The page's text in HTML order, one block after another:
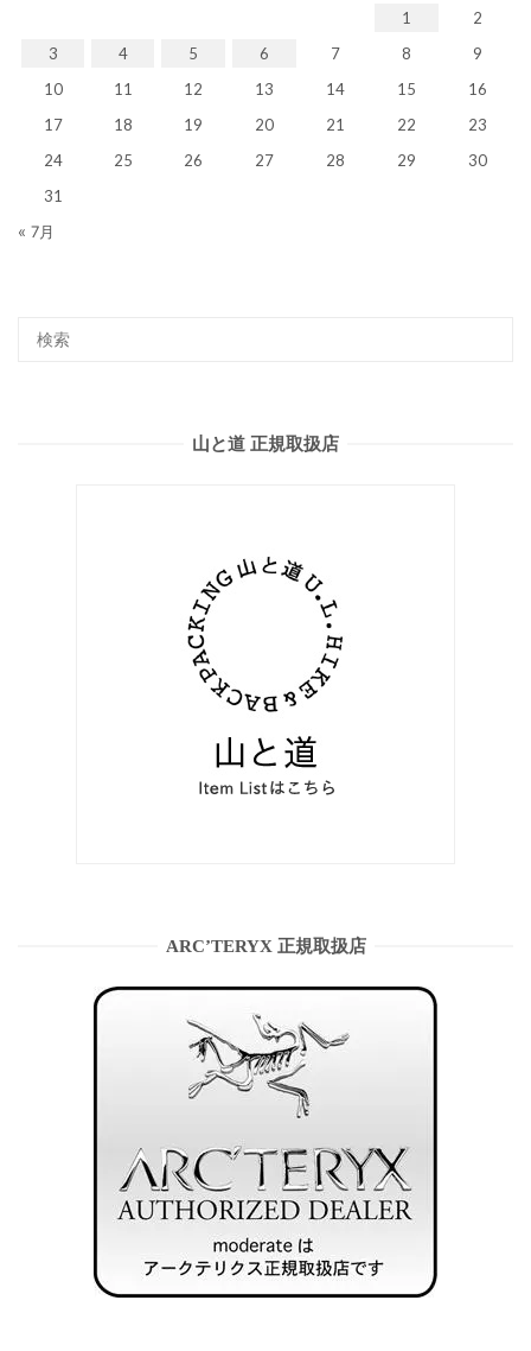
1
2
3
4 5 6 7 8
9
10
11 12 13 14 15
16
17
18 19 20 21 22
23
24
25 26 27 28 29
30
31
« 7月
山と道 正規取扱店
ARC’TERYX 正規取扱店